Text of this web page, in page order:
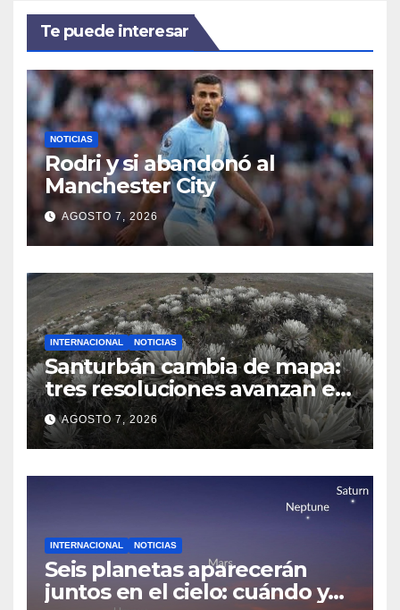
Te puede interesar
NOTICIAS
Rodri y si abandonó al
Manchester City
AGOSTO 7, 2026
INTERNACIONAL NOTICIAS
Santurbán cambia de mapa:
tres resoluciones avanzan en
la protección del páramo y
sus fuentes de agua
AGOSTO 7, 2026
INTERNACIONAL NOTICIAS
Seis planetas aparecerán
juntos en el cielo: cuándo y